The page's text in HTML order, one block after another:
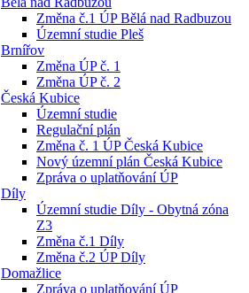
Změna č.1 ÚP Bělá nad Radbuzou
Územní studie Pleš
Brnířov
Změna ÚP č. 1
Změna ÚP č. 2
Česká Kubice
Územní studie
Regulační plán
Změna č. 1 ÚP Česká Kubice
Nový územní plán Česká Kubice
Zpráva o uplatňování ÚP
Díly
Územní studie Díly - Obytná zóna
Z3
Změna č.1 Díly
Změna č.2 ÚP Díly
Domažlice
Zpráva o uplatňování ÚP